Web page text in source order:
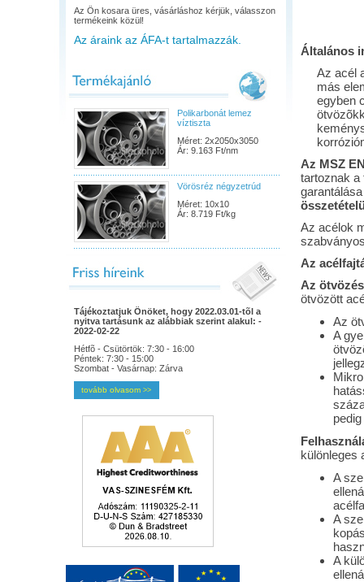
Az Ön kosara üres, vásárláshoz kérjük, válasszon
termékeink közül!
Az áraink az ÁFA-t tartalmazzák.
Polikarbonát lemez
víztiszta
Méret: 2x2050x3050
Ár: 9.163 Ft/nm
Vörösréz négyzetrúd
Méret: 10x10
Ár: 8.719 Ft/kg
Tájékoztatjuk Önöket, hogy 2022.03.01-tõl a
nyitva tartásunk az alábbiak szerint alakul: -
2022-02-22
Hétfõ - Csütörtök: 7:30 - 16:00
Péntek: 7:30 - 15:00
Szombat - Vasárnap: Zárva
tovább olvasom >>
Általános
Az acél
más
egyben
Az MSZ
tartoznak
Az acélok
Az
Az
ötvözött
Az
A
különleges
A
A
A